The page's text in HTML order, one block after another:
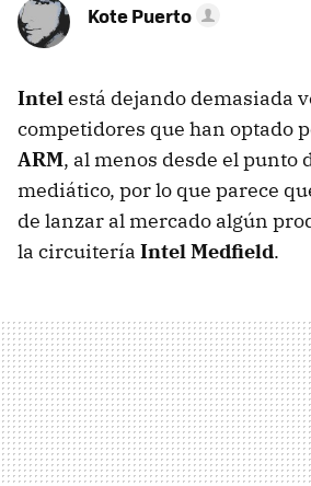
Kote Puerto
Intelestá dejando demasiada
competidores que han optado
ARM, al menos desde el punto
mediático, por lo que parece
de lanzar al mercado algún
la circuitería Intel Medfield.